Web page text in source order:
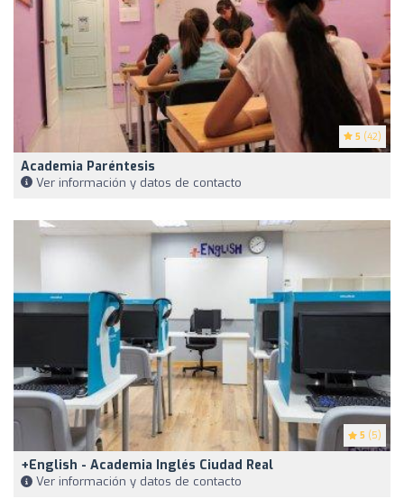
5 (42)
Academia Paréntesis
Ver información y datos de contacto
5 (5)
+English - Academia Inglés Ciudad Real
Ver información y datos de contacto